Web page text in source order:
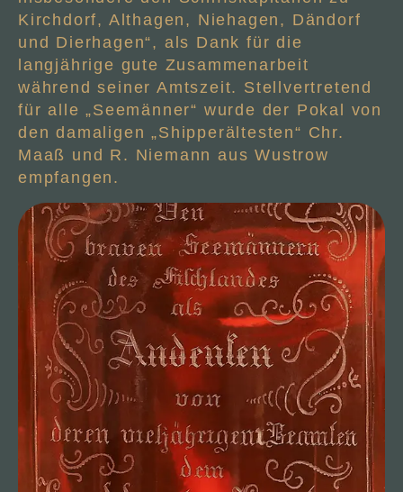
Kirchdorf, Althagen, Niehagen, Dändorf
und Dierhagen“, als Dank für die
langjährige gute Zusammenarbeit
während seiner Amtszeit. Stellvertretend
für alle „Seemänner“ wurde der Pokal von
den damaligen „Shipperältesten“ Chr.
Maaß und R. Niemann aus Wustrow
empfangen.